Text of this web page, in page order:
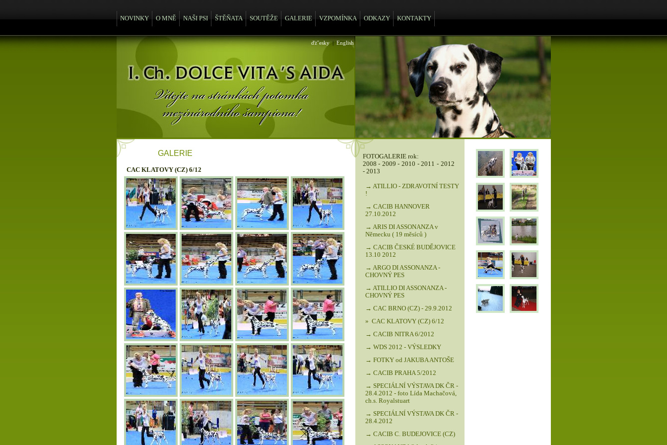
NOVINKY O MNĚ NAŠI PSI ŠTĚŇATA SOUTĚŽE GALERIE VZPOMÍNKA ODKAZY KONTAKTY
ďż˝esky| English
GALERIE
CAC KLATOVY (CZ) 6/12
FOTOGALERIE rok:
2008 - 2009 - 2010 -2011 - 2012
- 2013
→ ATILLIO - ZDRAVOTNÍ TESTY
!
→ CACIB HANNOVER
27.10.2012
→ ARIS DI ASSONANZA v
Německu ( 19 měsíců )
→ CACIB ČESKÉ BUDĚJOVICE
13.10 2012
→ ARGO DI ASSONANZA -
CHOVNÝ PES
→ ATILLIO DI ASSONANZA -
CHOVNÝ PES
→ CAC BRNO (CZ) - 29.9.2012
» CAC KLATOVY (CZ) 6/12
→ CACIB NITRA 6/2012
→ WDS 2012 - VÝSLEDKY
→ FOTKY od JAKUBA ANTOŠE
→ CACIB PRAHA 5/2012
→ SPECIÁLNÍ VÝSTAVA DK ČR -
28.4.2012 - foto Lída Machačová,
ch.s. Royalstuart
→ SPECIÁLNÍ VÝSTAVA DK ČR -
28.4.2012
→ CACIB C. BUDEJOVICE (CZ)